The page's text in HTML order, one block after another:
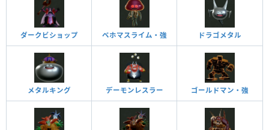
ダークビショップ ベホマスライム・強 ドラゴメタル
メタルキング デーモンレスラー ゴールドマン・強